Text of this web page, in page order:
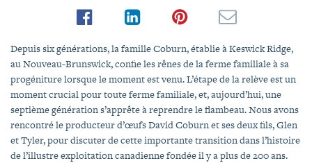
Depuis six générations, la famille Coburn, établie à Keswick Ridge,
au Nouveau-Brunswick, confie les rênes de la ferme familiale à sa
progéniture lorsque le moment est venu. L’étape de la relève est un
moment crucial pour toute ferme familiale, et, aujourd’hui, une
septième génération s’apprête à reprendre le flambeau. Nous avons
rencontré le producteur d’œufs David Coburn et ses deux fils, Glen
et Tyler, pour discuter de cette importante transition dans l’histoire
de l’illustre exploitation canadienne fondée il y a plus de 200 ans.